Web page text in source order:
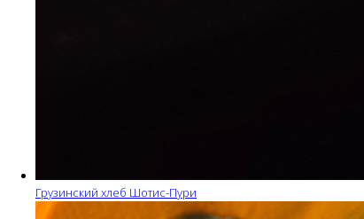
Грузинский хлеб Шотис-Пури